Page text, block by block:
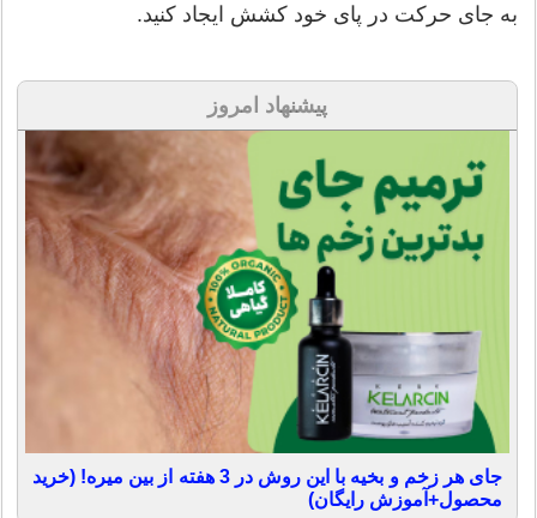
به جای حرکت در پای خود کشش ایجاد کنید.
پیشنهاد امروز
جای هر زخم و بخیه با این روش در 3 هفته از بین میره! (خرید
محصول+آموزش رایگان)